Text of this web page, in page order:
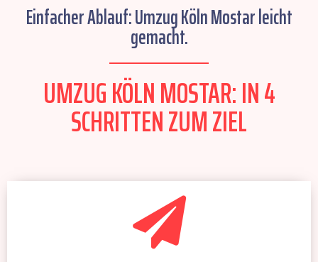
Einfacher Ablauf: Umzug Köln Mostar leicht
gemacht.
UMZUG KÖLN MOSTAR: IN 4
SCHRITTEN ZUM ZIEL